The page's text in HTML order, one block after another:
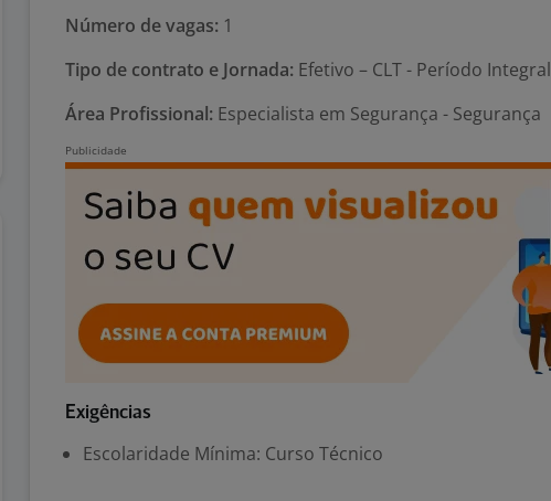
Número de vagas: 1
Tipo de contrato e Jornada: Efetivo – CLT - Período Integral
Área Profissional: Especialista em Segurança - Segurança
Exigências
Escolaridade Mínima: Curso Técnico